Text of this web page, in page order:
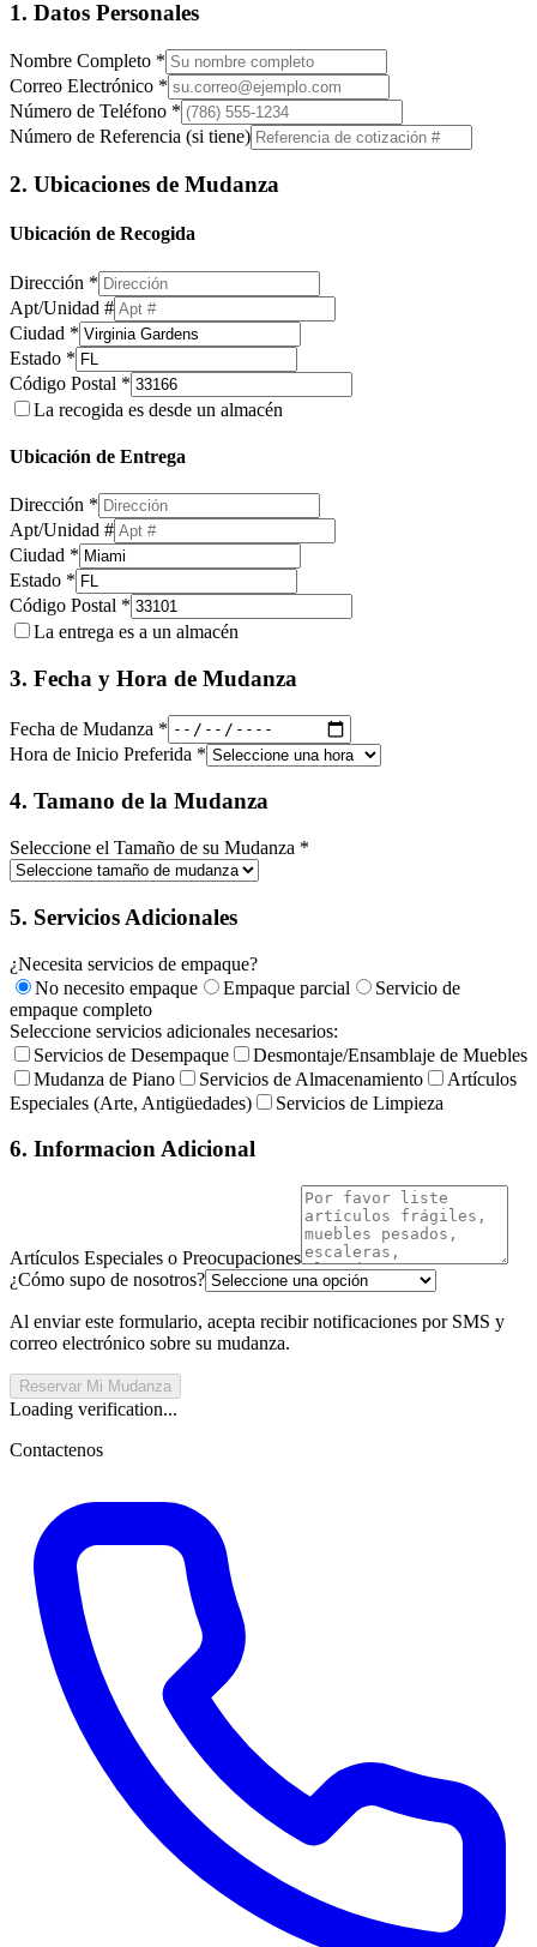
1. Datos Personales
Nombre Completo *
Correo Electrónico *
Número de Teléfono *
Número de Referencia (si tiene)
2. Ubicaciones de Mudanza
Ubicación de Recogida
Dirección *
Apt/Unidad #
Ciudad *
Estado *
Código Postal *
La recogida es desde un almacén
Ubicación de Entrega
Dirección *
Apt/Unidad #
Ciudad *
Estado *
Código Postal *
La entrega es a un almacén
3. Fecha y Hora de Mudanza
Fecha de Mudanza *
Hora de Inicio Preferida *
4. Tamano de la Mudanza
Seleccione el Tamaño de su Mudanza *
5. Servicios Adicionales
¿Necesita servicios de empaque?
No necesito empaque
Empaque parcial
Servicio de
empaque completo
Seleccione servicios adicionales necesarios:
Servicios de Desempaque
Desmontaje/Ensamblaje de Muebles
Mudanza de Piano
Servicios de Almacenamiento
Artículos
Especiales (Arte, Antigüedades)
Servicios de Limpieza
6. Informacion Adicional
Artículos Especiales o Preocupaciones
¿Cómo supo de nosotros?
Al enviar este formulario, acepta recibir notificaciones por SMS y
correo electrónico sobre su mudanza.
Reservar Mi Mudanza
Loading verification...
Contactenos